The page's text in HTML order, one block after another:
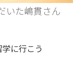
いた嶋貫さん
に行こう